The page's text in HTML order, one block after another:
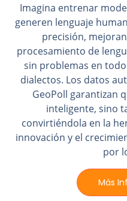
Imagina entrenar
generen lenguaje
precisión,
procesamiento de
sin problemas en
dialectos. Los datos
GeoPoll garantizan
inteligente, sino
convirtiéndola en la
innovación y el
por
Más